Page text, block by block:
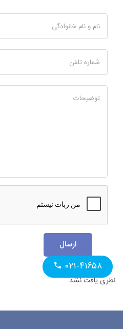
نام و نام خانوادگی
شماره تلفن
توضیحات
ارسال
نظری یافت نشد
۰۲۱-۴۱۶۵۸